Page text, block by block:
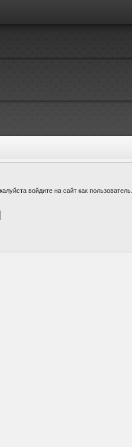
войдите на сайт как пользователь.